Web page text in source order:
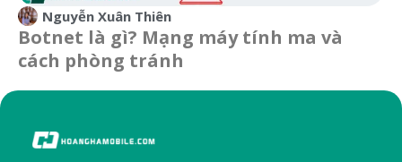
Nguyễn Xuân Thiên
Botnet là gì? Mạng máy tính ma và
cách phòng tránh